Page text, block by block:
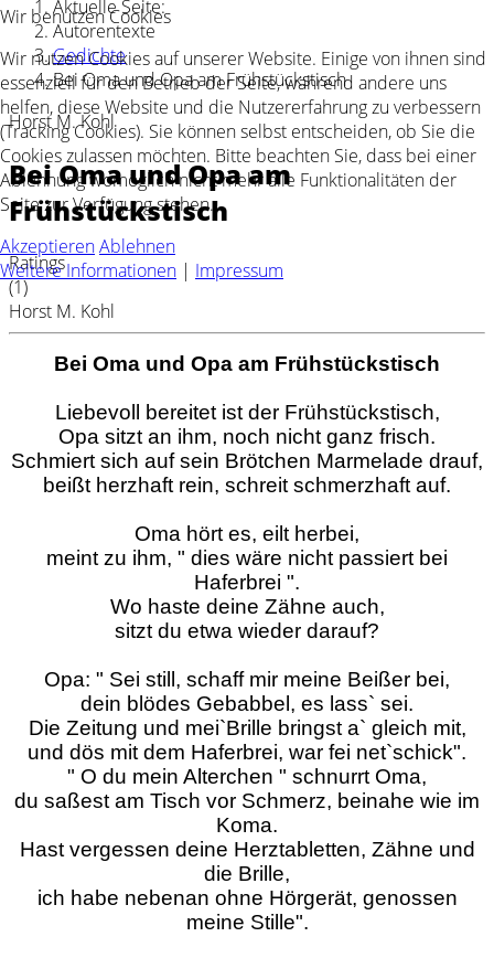
Aktuelle Seite:
Autorentexte
Gedichte
Bei Oma und Opa am Frühstückstisch
Horst M. Kohl
Bei Oma und Opa am
Frühstückstisch
Ratings
(1)
Horst M. Kohl
Bei Oma und Opa am Frühstückstisch
Liebevoll bereitet ist der Frühstückstisch,
Opa sitzt an ihm, noch nicht ganz frisch.
Schmiert sich auf sein Brötchen Marmelade drauf,
beißt herzhaft rein, schreit schmerzhaft auf.
Oma hört es, eilt herbei,
meint zu ihm, " dies wäre nicht passiert bei
Haferbrei ".
Wo haste deine Zähne auch,
sitzt du etwa wieder darauf?
Opa: " Sei still, schaff mir meine Beißer bei,
dein blödes Gebabbel, es lass` sei.
Die Zeitung und mei`Brille bringst a` gleich mit,
und dös mit dem Haferbrei, war fei net`schick".
" O du mein Alterchen " schnurrt Oma,
du saßest am Tisch vor Schmerz, beinahe wie im
Koma.
Hast vergessen deine Herztabletten, Zähne und
die Brille,
ich habe nebenan ohne Hörgerät, genossen
meine Stille".
Wir benutzen Cookies
Wir nutzen Cookies auf unserer Website. Einige von ihnen sind
essenziell für den Betrieb der Seite, während andere uns
helfen, diese Website und die Nutzererfahrung zu verbessern
(Tracking Cookies). Sie können selbst entscheiden, ob Sie die
Cookies zulassen möchten. Bitte beachten Sie, dass bei einer
Ablehnung womöglich nicht mehr alle Funktionalitäten der
Seite zur Verfügung stehen.
AkzeptierenAblehnen
Weitere Informationen | Impressum